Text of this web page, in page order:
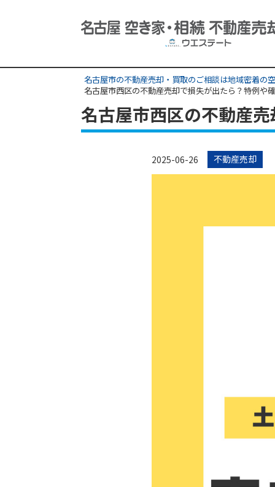
名古屋市の不動産売却・買取のご相談は地域密着の
名古屋市西区の不動産売却で損失が出たら？特例や
名古屋市西区の不動産
2025-06-26 不動産売却